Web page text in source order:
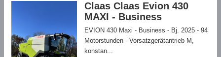
Claas Claas Evion 430
MAXI - Business
EVION 430 Maxi - Business - Bj. 2025 - 94
Motorstunden - Vorsatzgerätantrieb M,
konstan...